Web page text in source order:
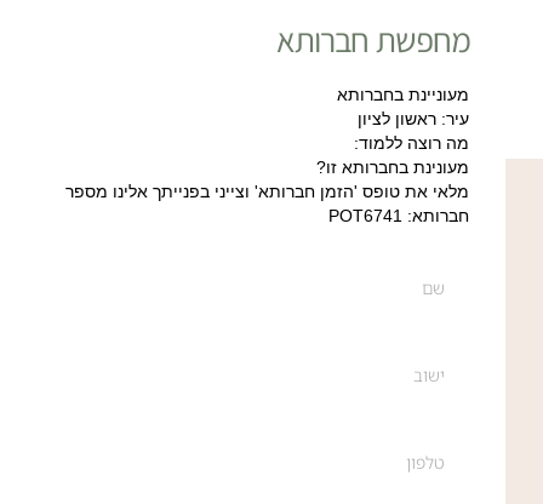
מחפשת חברותא
מעוניינת בחברותא
עיר: ראשון לציון
מה רוצה ללמוד:
מעונינת בחברותא זו?
מלאי את טופס 'הזמן חברותא' וצייני בפנייתך אלינו מספר
חברותא: POT6741